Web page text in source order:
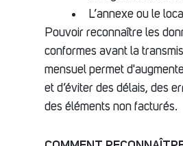
L’annexe ou le
Pouvoir reconnaître les
conformes avant la
mensuel permet
et d’éviter des délais, des
des éléments non facturés.